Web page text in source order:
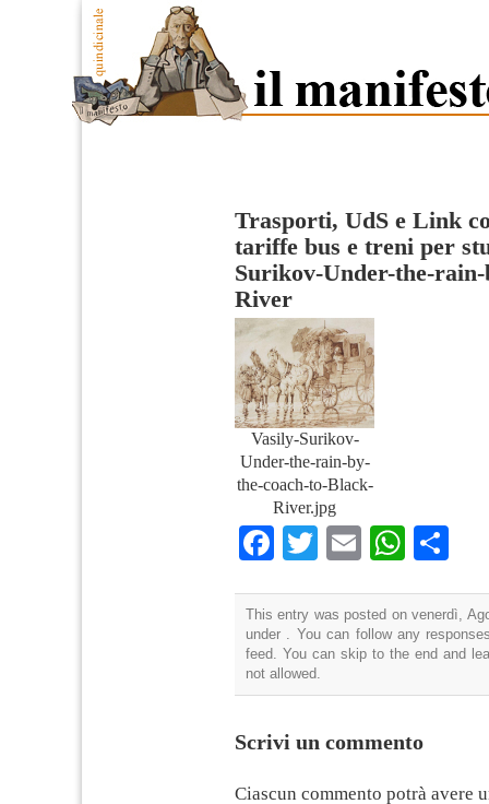
Trasporti, UdS e Link
tariffe bus e treni per
Surikov-Under-the-
River
Vasily-Surikov-
Under-the-rain-by-
the-coach-to-Black-
River.jpg
Facebook
TwitterEmail
This entry was posted on venerdì,
under . You can follow any
feed. You can skip to the end and
not allowed.
Scrivi un commento
Ciascun commento potrà avere